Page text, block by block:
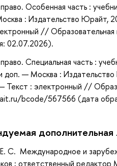
Особенная часть :
: Издательство Юрайт,
//
02.07.2026).
Специальная часть :
доп. — Москва :
Текст : электронный //
bcode/567566 (дата
дополнительная
С. Международное и
; ответственный